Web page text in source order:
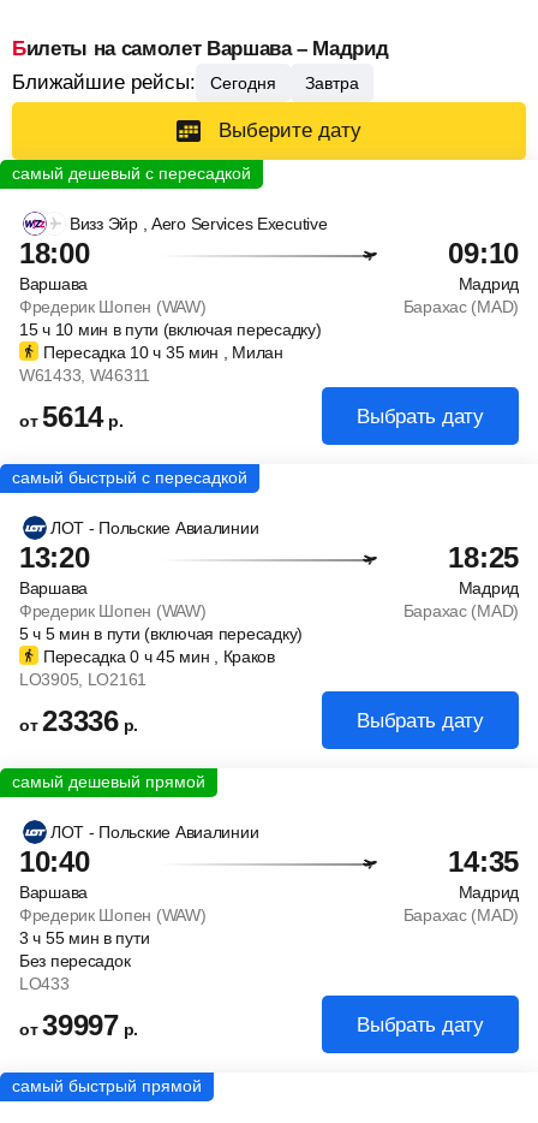
Билеты на самолет Варшава – Мадрид
Ближайшие рейсы:
Сегодня Завтра
Выберите дату
Визз Эйр , Aero Services Executive
18:00 09:10
Варшава
Мадрид
Фредерик Шопен (WAW)
Барахас (MAD)
15ч10 мин в пути (включая пересадку)
Пересадка 10ч 35 мин , Милан
W61433 , W46311
от5614 р. Выбрать дату
ЛОТ - Польские Авиалинии
13:20 18:25
Варшава
Мадрид
Фредерик Шопен (WAW)
Барахас (MAD)
5ч 5 мин в пути (включая пересадку)
Пересадка 0 ч45 мин , Краков
LO3905 , LO2161
от23336 р. Выбрать дату
ЛОТ - Польские Авиалинии
10:40 14:35
Варшава
Мадрид
Фредерик Шопен (WAW)
Барахас (MAD)
3ч 55 мин в пути
Без пересадок
LO433
от39997 р. Выбрать дату